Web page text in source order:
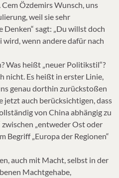
Özdemirs Wunsch, uns
weil sie sehr
Denken“ sagt: „Du willst doch
wird, wenn andere dafür nach
Was heißt „neuer Politikstil“?
nicht. Es heißt in erster Linie,
genau dorthin zurückstoßen
jetzt auch berücksichtigen, dass
von China abhängig zu
„entweder Ost oder
Begriff „Europa der Regionen“
auch mit Macht, selbst in der
Machtgehabe,